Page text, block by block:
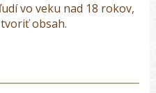
vo veku nad 18 rokov,
obsah.